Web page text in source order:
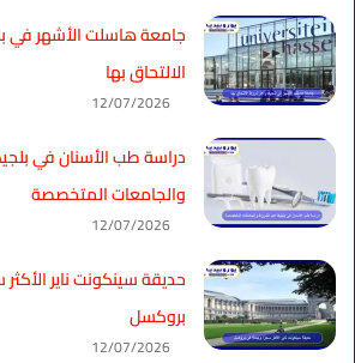
جامعة هاسلت الأشهر في
الالتحاق بها
12/07/2026
دراسة طب الأسنان في
والجامعات المتخصصة
12/07/2026
حديقة سينكونت ناير
بروكسل
12/07/2026